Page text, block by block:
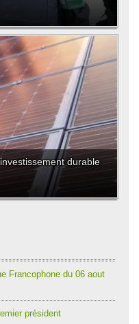
durable
Francophone du 06 aout
président